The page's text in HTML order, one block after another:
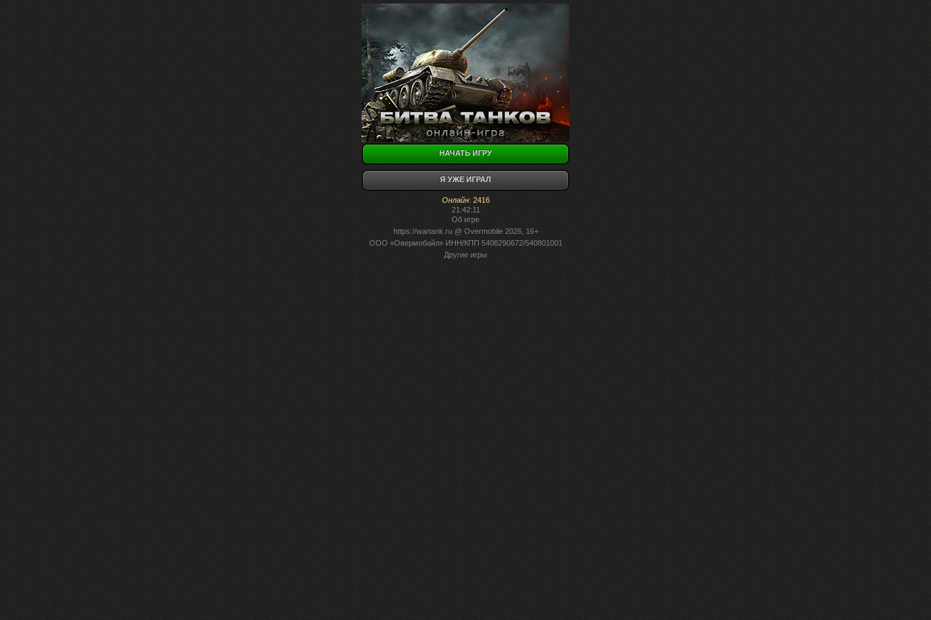
НАЧАТЬ ИГРУ
Я УЖЕ ИГРАЛ
Онлайн: 2416
21:42:11
Об игре
https://wartank.ru@ Overmobile 2026, 16+
ООО «Овермобайл» ИНН/КПП 5408290672/540801001
Другие игры